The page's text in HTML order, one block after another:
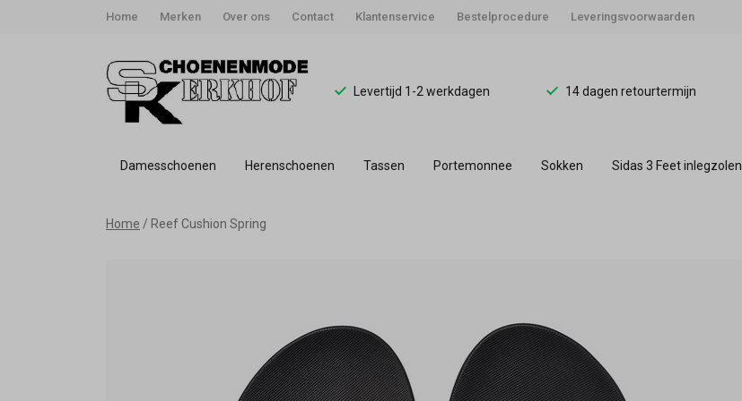
Home Merken Over ons Contact Klantenservice Bestelprocedure Leveringsvoorwaarden
Levertijd 1-2 werkdagen 14 dagen retourtermijn
Damesschoenen Herenschoenen Tassen Portemonnee Sokken Sidas 3 Feet inlegzolen
Schoenmode
Home Reef Cushion Spring